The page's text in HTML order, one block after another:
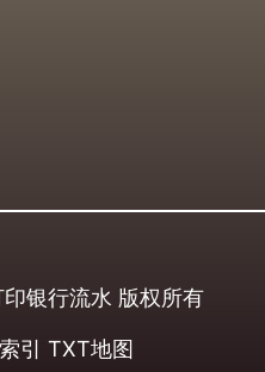
印银行流水 版权所有
引 TXT地图